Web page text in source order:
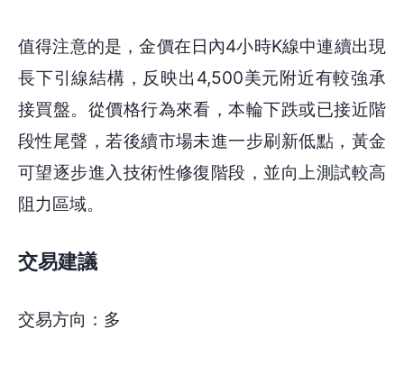
值得注意的是，金價在日內4小時K線中連續出現
長下引線結構，反映出4,500美元附近有較強承
接買盤。從價格行為來看，本輪下跌或已接近階
段性尾聲，若後續市場未進一步刷新低點，黃金
可望逐步進入技術性修復階段，並向上測試較高
阻力區域。
交易建議
交易方向：多